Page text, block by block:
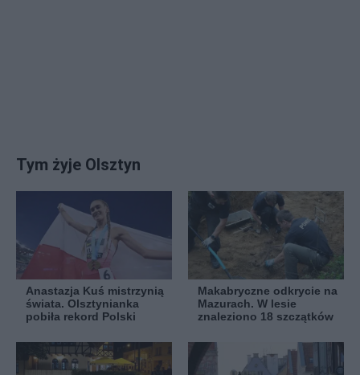
Tym żyje Olsztyn
Anastazja Kuś mistrzynią
świata. Olsztynianka
pobiła rekord Polski
Makabryczne odkrycie na
Mazurach. W lesie
znaleziono 18 szczątków